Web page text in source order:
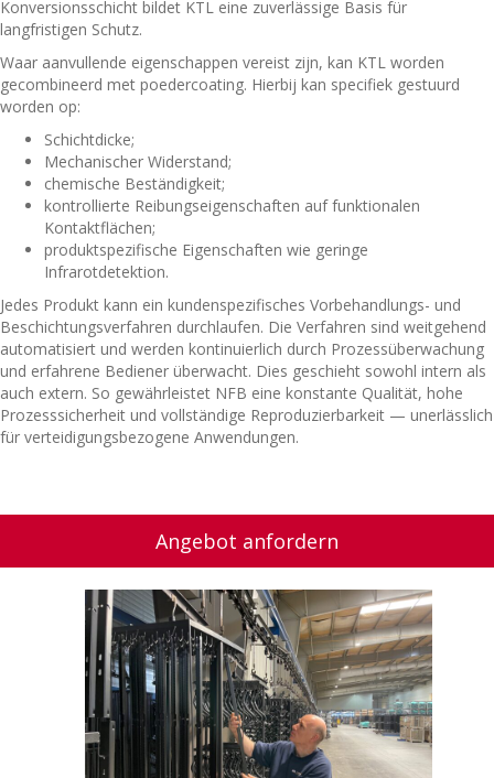
Konversionsschicht bildet KTL eine zuverlässige Basis für
langfristigen Schutz.
Waar aanvullende eigenschappen vereist zijn, kan KTL worden
gecombineerd met poedercoating. Hierbij kan specifiek gestuurd
worden op:
Schichtdicke;
Mechanischer Widerstand;
chemische Beständigkeit;
kontrollierte Reibungseigenschaften auf funktionalen
Kontaktflächen;
produktspezifische Eigenschaften wie geringe
Infrarotdetektion.
Jedes Produkt kann ein kundenspezifisches Vorbehandlungs- und
Beschichtungsverfahren durchlaufen. Die Verfahren sind weitgehend
automatisiert und werden kontinuierlich durch Prozessüberwachung
und erfahrene Bediener überwacht. Dies geschieht sowohl intern als
auch extern. So gewährleistet NFB eine konstante Qualität, hohe
Prozesssicherheit und vollständige Reproduzierbarkeit — unerlässlich
für verteidigungsbezogene Anwendungen.
Angebot anfordern